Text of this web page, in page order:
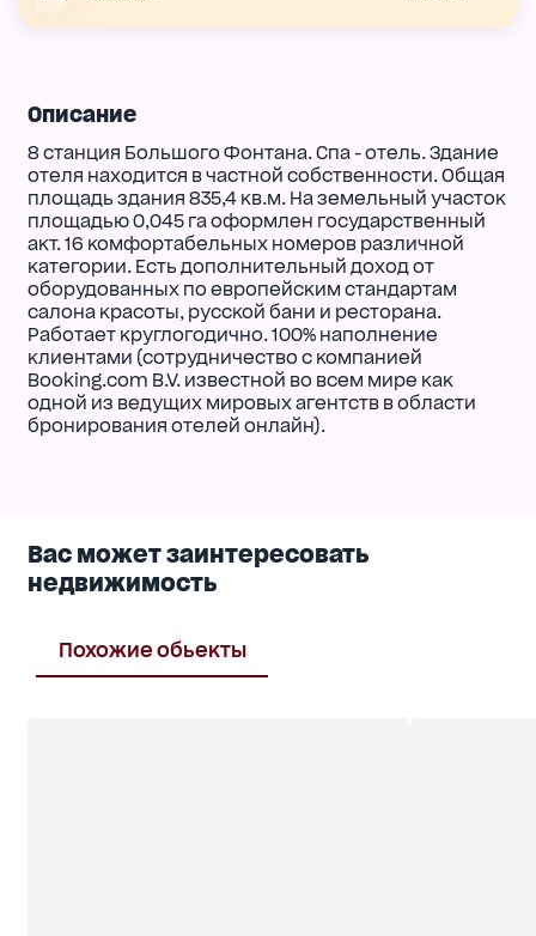
Описание
8 станция Большого Фонтана. Спа - отель. Здание
отеля находится в частной собственности. Общая
площадь здания 835,4 кв.м. На земельный участок
площадью 0,045 га оформлен государственный
акт. 16 комфортабельных номеров различной
категории. Есть дополнительный доход от
оборудованных по европейским стандартам
салона красоты, русской бани и ресторана.
Работает круглогодично. 100% наполнение
клиентами (сотрудничество с компанией
Booking.com B.V. известной во всем мире как
одной из ведущих мировых агентств в области
бронирования отелей онлайн).
Вас может заинтересовать
недвижимость
Похожие обьекты